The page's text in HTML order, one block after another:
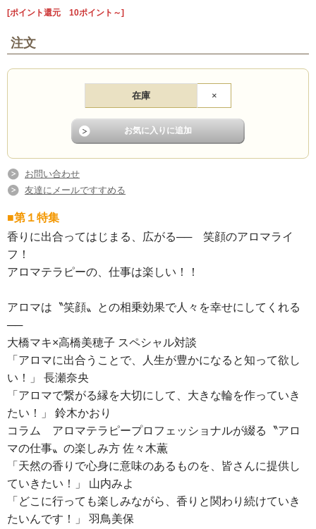
[ポイント還元 10ポイント～]
注文
在庫 ×
お問い合わせ
友達にメールですすめる
■第１特集
香りに出合ってはじまる、広がる── 笑顔のアロマライ
フ！
アロマテラピーの、仕事は楽しい！！
アロマは〝笑顔〟との相乗効果で人々を幸せにしてくれる
──
大橋マキ×高橋美穂子 スペシャル対談
「アロマに出合うことで、人生が豊かになると知って欲し
い！」 長瀬奈央
「アロマで繋がる縁を大切にして、大きな輪を作っていき
たい！」 鈴木かおり
コラム アロマテラピープロフェッショナルが綴る〝アロ
マの仕事〟の楽しみ方 佐々木薫
「天然の香りで心身に意味のあるものを、皆さんに提供し
ていきたい！」 山内みよ
「どこに行っても楽しみながら、香りと関わり続けていき
たいんです！」 羽鳥美保